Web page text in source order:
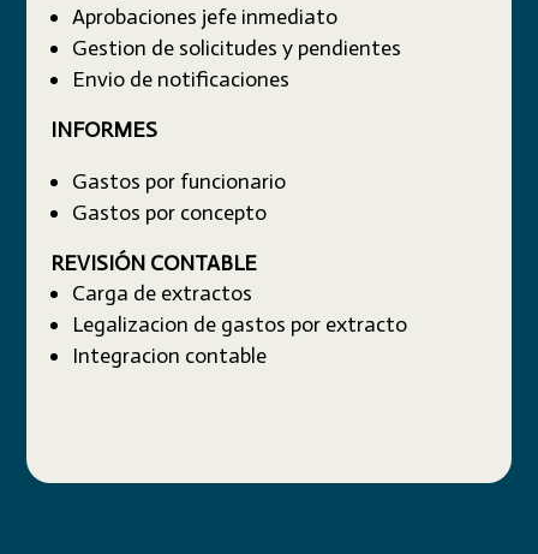
Aprobaciones jefe inmediato
Gestion de solicitudes y pendientes
Envio de notificaciones
INFORMES
Gastos por funcionario
Gastos por concepto
REVISIÓN CONTABLE
Carga de extractos
Legalizacion de gastos por extracto
Integracion contable